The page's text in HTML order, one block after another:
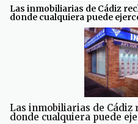
Las inmobiliarias de Cádiz
donde cualquiera puede
Las inmobiliarias de Cádiz
donde cualquiera puede